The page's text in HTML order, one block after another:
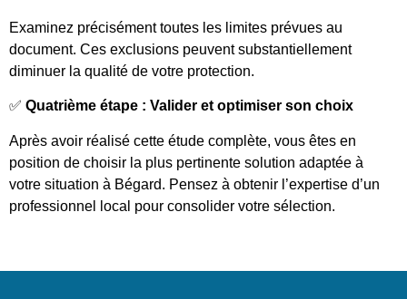
Examinez précisément toutes les limites prévues au
document. Ces exclusions peuvent substantiellement
diminuer la qualité de votre protection.
✅ Quatrième étape : Valider et optimiser son choix
Après avoir réalisé cette étude complète, vous êtes en
position de choisir la plus pertinente solution adaptée à
votre situation à Bégard. Pensez à obtenir l’expertise d’un
professionnel local pour consolider votre sélection.